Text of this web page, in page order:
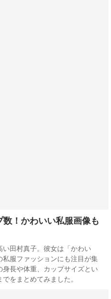
！かわいい私服画像も
田村真子。彼女は「かわい
服ファッションにも注目が集
長や体重、カップサイズとい
をまとめてみました。